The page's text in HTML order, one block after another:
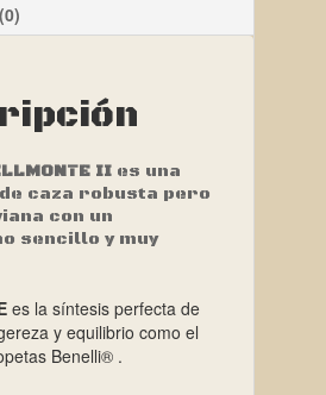
IIes una
caza robusta pero
con un
sencillo y muy
es la síntesis perfecta de
y equilibrio como el
Benelli® .